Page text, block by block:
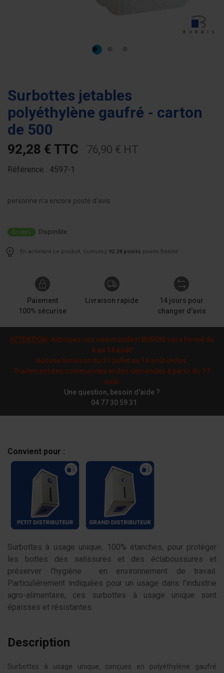
Surbottes jetables
polyéthylène gaufré - carton
de 500
92,28 € TTC 76,90 € HT
Référence : 4597-1
personne n'a encore posté d'avis
En stock Disponible
En achetant ce produit, cumulez 92.28 points points fidélité
Paiement
100% sécurise
Livraison rapide
14 jours pour
changer d'avis
ATTENTION: Anticipez vos commandes! BURDIS sera fermé du
3 au 14 août!
Aucune livraison du 31 juillet au 14 août inclus.
Traitement des commandes et des demandes à partir du 17
août.
Une question, besoin d'aide ?
04 77 30 59 31
Convient pour :
Surbottes à usage unique, 100% étanches, pour protéger
les bottes des salissures et des éclaboussures et
préserver l'hygiène en environnement de travail.
Particulièrement indiquées pour un usage dans l'industrie
agro-alimentaire, ces surbottes à usage unique sont
épaisses et résistantes.
Description
Surbottes à usage unique, conçues en polyéthylène gaufré